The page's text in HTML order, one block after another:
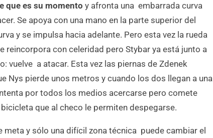
que es su momento y afronta una embarrada curva
Se apoya con una mano en la parte superior del
y se impulsa hacia adelante. Pero esta vez la rueda
reincorpora con celeridad pero Stybar ya está junto a
vuelve a atacar. Esta vez las piernas de Zdenek
Nys pierde unos metros y cuando los dos llegan a una
por todos los medios acercarse pero comete
que al checo le permiten despegarse.
y sólo una difícil zona técnica puede cambiar el